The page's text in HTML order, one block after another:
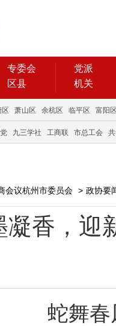
专委会
区县
党派
机关
区 萧山区 余杭区 临平区 富阳
九三学社 工商联 市总工会
会议杭州市委员会 > 政协要
香，迎
蛇舞